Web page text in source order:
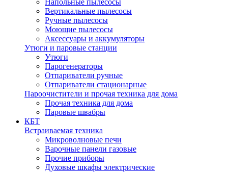
Напольные пылесосы
Вертикальные пылесосы
Ручные пылесосы
Моющие пылесосы
Аксессуары и аккумуляторы
Утюги и паровые станции
Утюги
Парогенераторы
Отпариватели ручные
Отпариватели стационарные
Пароочистители и прочая техника для дома
Прочая техника для дома
Паровые швабры
КБТ
Встраиваемая техника
Микроволновые печи
Варочные панели газовые
Прочие приборы
Духовые шкафы электрические